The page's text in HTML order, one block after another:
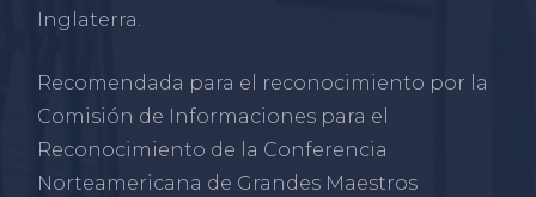
Inglaterra.
Recomendada para el reconocimiento por la
Comisión de Informaciones para el
Reconocimiento de la Conferencia
Norteamericana de Grandes Maestros